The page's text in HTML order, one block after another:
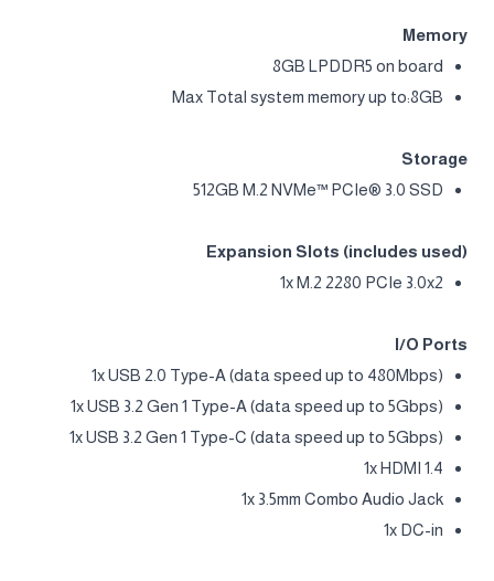
Memory
8GB LPDDR5 on board
Max Total system memory up to:8GB
Storage
512GB M.2 NVMe™ PCIe® 3.0 SSD
Expansion Slots (includes used)
1x M.2 2280 PCIe 3.0x2
I/O Ports
1x USB 2.0 Type-A (data speed up to 480Mbps)
1x USB 3.2 Gen 1 Type-A (data speed up to 5Gbps)
1x USB 3.2 Gen 1 Type-C (data speed up to 5Gbps)
1x HDMI 1.4
1x 3.5mm Combo Audio Jack
1x DC-in